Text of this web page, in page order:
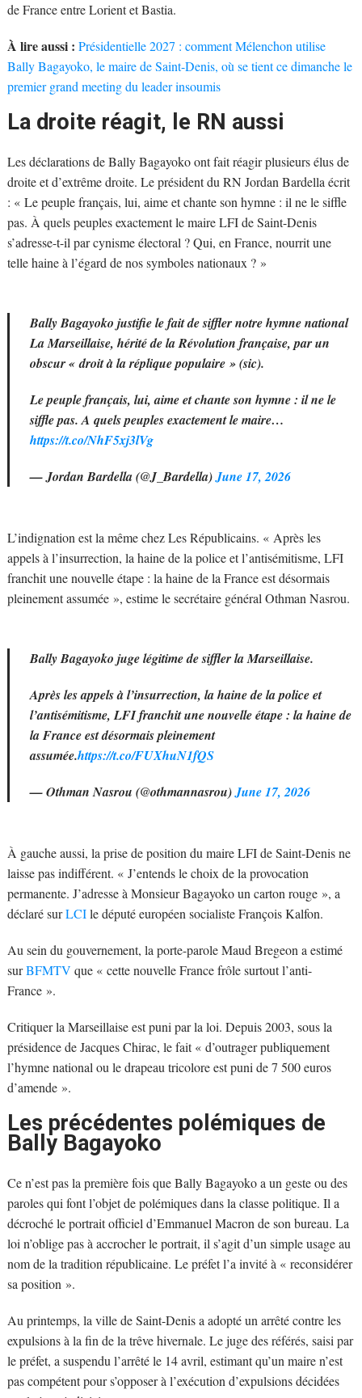
de France entre Lorient et Bastia.
À lire aussi : Présidentielle 2027 : comment Mélenchon utilise
Bally Bagayoko, le maire de Saint-Denis, où se tient ce dimanche le
premier grand meeting du leader insoumis
La droite réagit, le RN aussi
Les déclarations de Bally Bagayoko ont fait réagir plusieurs élus de
droite et d’extrême droite. Le président du RN Jordan Bardella écrit
: « Le peuple français, lui, aime et chante son hymne : il ne le siffle
pas. À quels peuples exactement le maire LFI de Saint-Denis
s’adresse-t-il par cynisme électoral ? Qui, en France, nourrit une
telle haine à l’égard de nos symboles nationaux ? »
Bally Bagayoko justifie le fait de siffler notre hymne national
La Marseillaise, hérité de la Révolution française, par un
obscur « droit à la réplique populaire » (sic).
Le peuple français, lui, aime et chante son hymne : il ne le
siffle pas. A quels peuples exactement le maire…
https://t.co/NhF5xj3lVg
— Jordan Bardella (@J_Bardella)June 17, 2026
L’indignation est la même chez Les Républicains. « Après les
appels à l’insurrection, la haine de la police et l’antisémitisme, LFI
franchit une nouvelle étape : la haine de la France est désormais
pleinement assumée », estime le secrétaire général Othman Nasrou.
Bally Bagayoko juge légitime de siffler la Marseillaise.
Après les appels à l’insurrection, la haine de la police et
l’antisémitisme, LFI franchit une nouvelle étape : la haine de
la France est désormais pleinement
assumée.https://t.co/FUXhuN1fQS
— Othman Nasrou (@othmannasrou)June 17, 2026
À gauche aussi, la prise de position du maire LFI de Saint-Denis ne
laisse pas indifférent. « J’entends le choix de la provocation
permanente. J’adresse à Monsieur Bagayoko un carton rouge », a
déclaré surLCIle député européen socialiste François Kalfon.
Au sein du gouvernement, la porte-parole Maud Bregeon a estimé
surBFMTV que « cette nouvelle France frôle surtout l’anti-
France ».
Critiquer la Marseillaise est puni par la loi. Depuis 2003, sous la
présidence de Jacques Chirac, le fait « d’outrager publiquement
l’hymne national ou le drapeau tricolore est puni de 7 500 euros
d’amende ».
Les précédentes polémiques de
Bally Bagayoko
Ce n’est pas la première fois que Bally Bagayoko a un geste ou des
paroles qui font l’objet de polémiques dans la classe politique. Il a
décroché le portrait officiel d’Emmanuel Macron de son bureau. La
loi n’oblige pas à accrocher le portrait, il s’agit d’un simple usage au
nom de la tradition républicaine. Le préfet l’a invité à « reconsidérer
sa position ».
Au printemps, la ville de Saint-Denis a adopté un arrêté contre les
expulsions à la fin de la trêve hivernale. Le juge des référés, saisi par
le préfet, a suspendu l’arrêté le 14 avril, estimant qu’un maire n’est
pas compétent pour s’opposer à l’exécution d’expulsions décidées